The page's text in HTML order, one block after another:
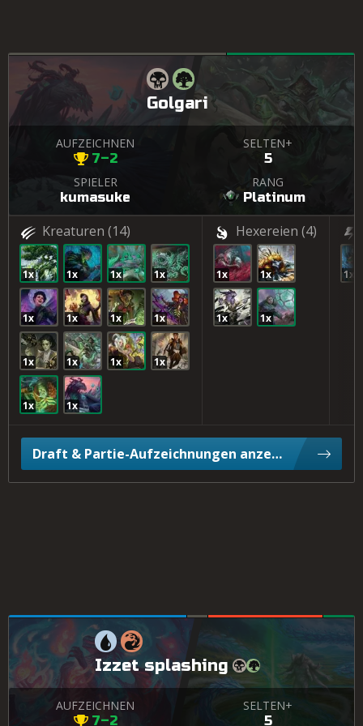
Golgari
AUFZEICHNEN
7–2
SELTEN+
5
SPIELER
kumasuke
RANG
Platinum
Kreaturen (14)
1x 1x 1x 1x
1x 1x 1x 1x
1x 1x 1x 1x
1x 1x
Hexereien (4)
1x 1x
1x 1x
1x
Draft & Partie-Aufzeichnungen anzeigen
Izzet splashing
AUFZEICHNEN
7–2
SELTEN+
5